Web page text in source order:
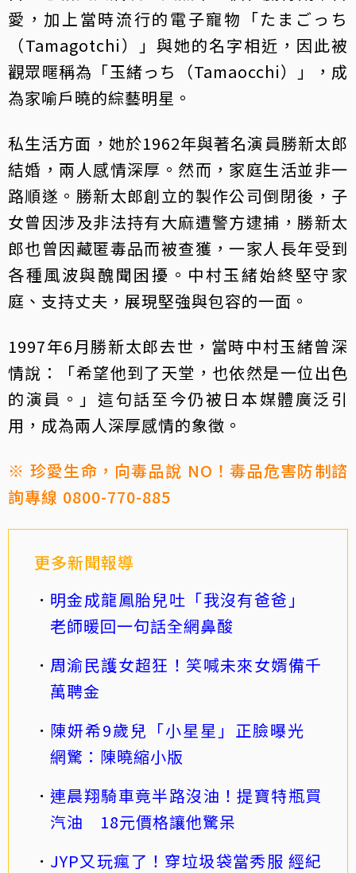
愛，加上當時流行的電子寵物「たまごっち
（Tamagotchi）」與她的名字相近，因此被
觀眾暱稱為「玉緒っち（Tamaocchi）」，成
為家喻戶曉的綜藝明星。
私生活方面，她於1962年與著名演員勝新太郎
結婚，兩人感情深厚。然而，家庭生活並非一
路順遂。勝新太郎創立的製作公司倒閉後，子
女曾因涉及非法持有大麻遭警方逮捕，勝新太
郎也曾因藏匿毒品而被查獲，一家人長年受到
各種風波與醜聞困擾。中村玉緒始終堅守家
庭、支持丈夫，展現堅強與包容的一面。
1997年6月勝新太郎去世，當時中村玉緒曾深
情說：「希望他到了天堂，也依然是一位出色
的演員。」這句話至今仍被日本媒體廣泛引
用，成為兩人深厚感情的象徵。
※ 珍愛生命，向毒品說 NO！毒品危害防制諮
詢專線 0800-770-885
更多新聞報導
明金成龍鳳胎兒吐「我沒有爸爸」
老師暖回一句話全網鼻酸
周渝民護女超狂！笑喊未來女婿備千
萬聘金
陳妍希9歲兒「小星星」正臉曝光
網驚：陳曉縮小版
連晨翔騎車竟半路沒油！提寶特瓶買
汽油 18元價格讓他驚呆
JYP又玩瘋了！穿垃圾袋當秀服 經紀